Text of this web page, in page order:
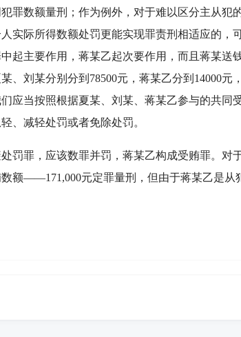
罪数额量刑；作为例外，对于难以区分主从犯
实际所得数额处罚更能实现罪责刑相适应的，
起主要作用，蒋某乙起次要作用，而且蒋某送
、刘某分别分到78500元，蒋某乙分到14000元
应当按照根据夏某、刘某、蒋某乙参与的共同
、减轻处罚或者免除处罚。
罪，应该数罪并罚，蒋某乙构成受贿罪。对
额——171,000元定罪量刑，但由于蒋某乙是从